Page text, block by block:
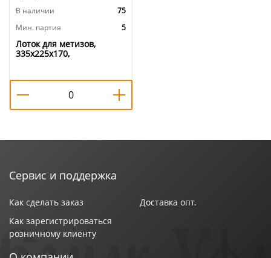
В наличии
75
Мин. партия
5
Лоток для метизов,
335х225х170,
Сервис и поддержка
Как сделать заказ
Как зарегистрироваться
розничному клиенту
Доставка опт.